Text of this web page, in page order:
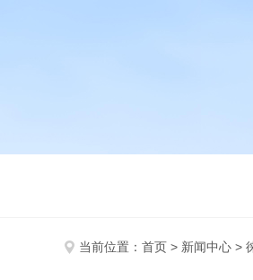
当前位置： 首页 > 新闻中心 >